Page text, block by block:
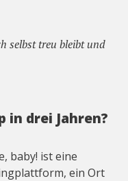
selbst treu bleibt und
in drei Jahren?
baby! ist eine
ein Ort